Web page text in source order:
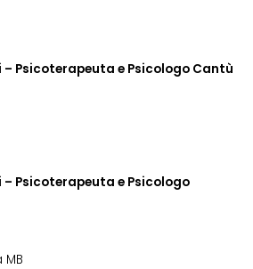
Psicoterapeuta e Psicologo Cantù
Psicoterapeuta e Psicologo